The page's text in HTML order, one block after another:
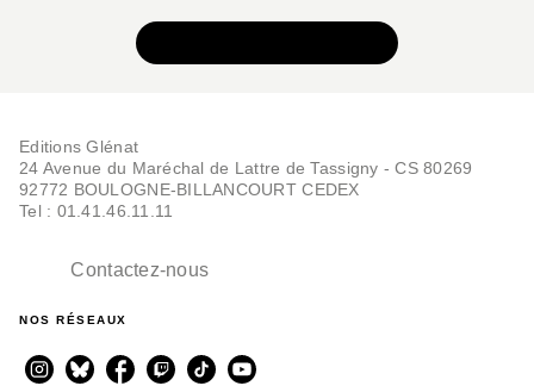
Amber Blake - Tome 01
Jade Lagardère
Editions Glénat
24 Avenue du Maréchal de Lattre de Tassigny - CS 80269
92772 BOULOGNE-BILLANCOURT CEDEX
Tel : 01.41.46.11.11
Contactez-nous
NOS RÉSEAUX